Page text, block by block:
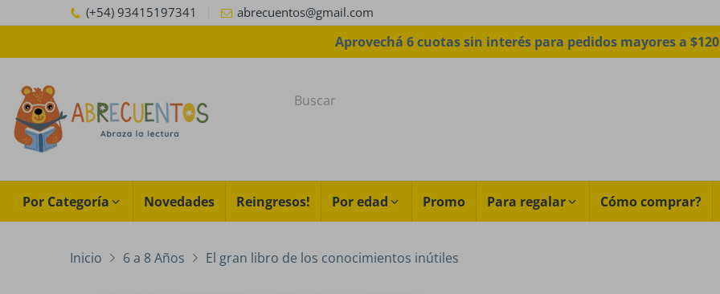
(+54) 93415197341 abrecuentos@gmail.com
Aprovechá 6 cuotas sin interés para pedidos mayores a
Por Categoría Novedades Reingresos! Por edad Promo Para regalar Cómo comprar?
Inicio 6 a 8 Años El gran libro de los conocimientos inútiles